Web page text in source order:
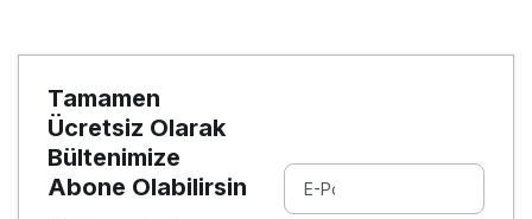
Tamamen
Ücretsiz Olarak
Bültenimize
Abone Olabilirsin